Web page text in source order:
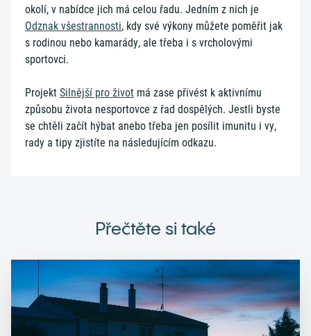
okolí, v nabídce jich má celou řadu. Jedním z nich je
Odznak všestrannosti, kdy své výkony můžete poměřit jak
s rodinou nebo kamarády, ale třeba i s vrcholovými
sportovci.
Projekt Silnější pro život má zase přivést k aktivnímu
způsobu života nesportovce z řad dospělých. Jestli byste
se chtěli začít hýbat anebo třeba jen posílit imunitu i vy,
rady a tipy zjistíte na následujícím odkazu.
Přečtěte si také